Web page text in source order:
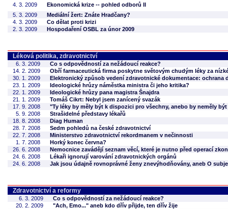
4. 3. 2009
Ekonomická krize -- pohled odborů II
5. 3. 2009
Mediální žert: Znáte Hradčany?
4. 3. 2009
Co dělat proti krizi
2. 3. 2009
Hospodaření OSBL za únor 2009
Léková politika, zdravotnictví
6. 3. 2009
Co s odpovědností za nežádoucí reakce?
14. 2. 2009
Obří farmaceutická firma poskytne světovým chudým léky za
30. 1. 2009
Elektronický způsob vedení zdravotnické dokumentace: ochrana
23. 1. 2009
Ideologické hrůzy náměstka ministra či jeho kritika?
22. 1. 2009
Ideologické hrůzy pana magistra Šnajdra
21. 1. 2009
Tomáš Cikrt: Nebyl jsem zanícený svazák
17. 9. 2008
"Ty léky by měly být k dispozici pro všechny, anebo by neměly
5. 9. 2008
Strašidelné představy lékařů
18. 8. 2008
Diag Human
28. 7. 2008
Sedm pohledů na české zdravotnictví
22. 7. 2008
Ministerstvo zdravotnictví rekordmanem v nečinnosti
1. 7. 2008
Horký konec června?
26. 6. 2008
Nemocnice zavádějí seznam věcí, které je nutno před operací
24. 6. 2008
Lékaři ignorují varování zdravotnických orgánů
24. 6. 2008
Jak jsou údajně rovnoprávné ženy znevýhodňovány, aneb O
Zdravotnictví a reformy
6. 3. 2009
Co s odpovědností za nežádoucí reakce?
20. 2. 2009
"Ach, Emo..." aneb kdo dřív přijde, ten dřív žije